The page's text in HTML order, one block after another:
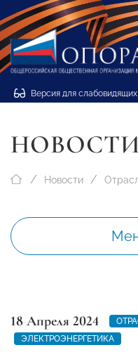
Версия для слабовидящих
Новости
18 Апреля 2024
ЭЛЕКТРОЭНЕРГЕТИКА